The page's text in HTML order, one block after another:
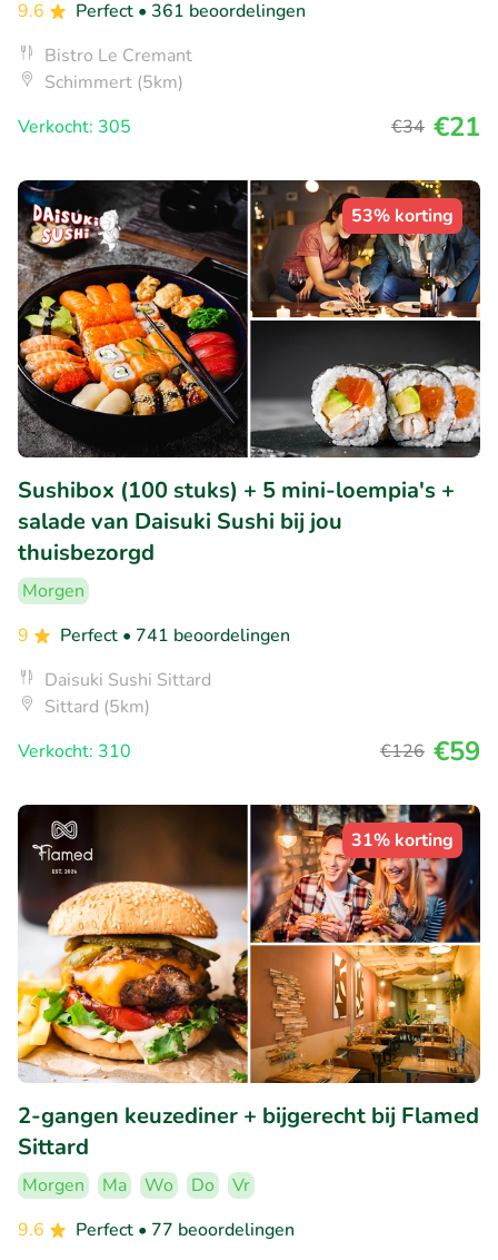
9.6 Perfect • 361 beoordelingen
Bistro Le Cremant
Schimmert (5km)
Verkocht: 305
€34 €21
53% korting
Sushibox (100 stuks) + 5 mini-loempia's +
salade van Daisuki Sushi bij jou
thuisbezorgd
Morgen
9
Perfect • 741 beoordelingen
Daisuki Sushi Sittard
Sittard (5km)
Verkocht: 310
€126 €59
31% korting
2-gangen keuzediner + bijgerecht bij Flamed
Sittard
Morgen Ma Wo Do
Vr
9.6
Perfect • 77 beoordelingen